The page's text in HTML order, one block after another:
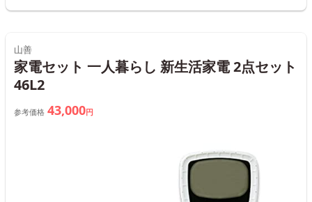
山善
家電セット 一人暮らし 新生活家電 2点セット
46L2
参考価格 43,000円